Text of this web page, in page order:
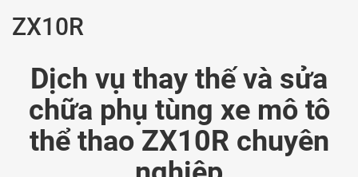
ZX10R
Dịch vụ thay thế và sửa
chữa phụ tùng xe mô tô
thể thao ZX10R chuyên